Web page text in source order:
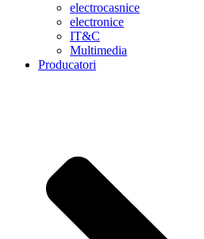
electrocasnice
electronice
IT&C
Multimedia
Producatori